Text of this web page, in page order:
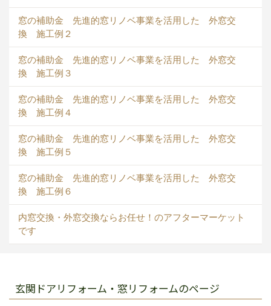
窓の補助金 先進的窓リノベ事業を活用した 外窓交
換 施工例２
窓の補助金 先進的窓リノベ事業を活用した 外窓交
換 施工例３
窓の補助金 先進的窓リノベ事業を活用した 外窓交
換 施工例４
窓の補助金 先進的窓リノベ事業を活用した 外窓交
換 施工例５
窓の補助金 先進的窓リノベ事業を活用した 外窓交
換 施工例６
内窓交換・外窓交換ならお任せ！のアフターマーケット
です
玄関ドアリフォーム・窓リフォームのページ